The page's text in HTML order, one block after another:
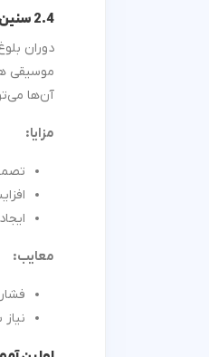
2.4 سنین بلوغ: آماده به مسئولیت
دوران
موسیقی
آن‌ها
مزایا:
معایب: